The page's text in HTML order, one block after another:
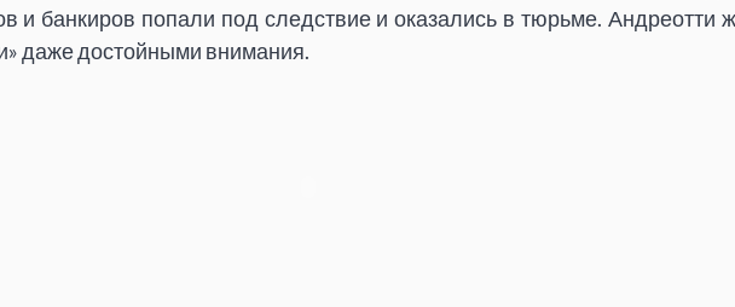
и банкиров попали под следствие и оказались в тюрьме. Андреотти
даже достойными внимания.